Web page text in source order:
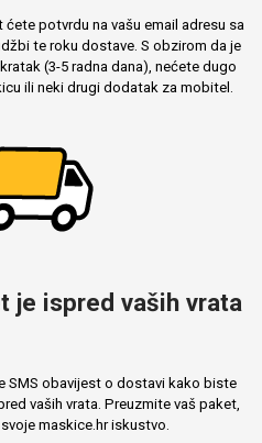
potvrdu na vašu email adresu sa
te roku dostave. S obzirom da je
(3-5 radna dana), nećete dugo
ili neki drugi dodatak za mobitel.
je ispred vaših vrata
SMS obavijest o dostavi kako biste
vaših vrata. Preuzmite vaš paket,
maskice.hr iskustvo.